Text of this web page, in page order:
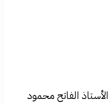
الفاتح محمود